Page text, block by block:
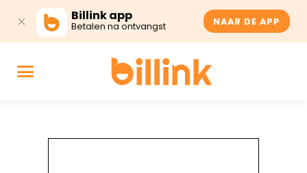
Billink app
Betalen na ontvangst NAAR DE APP